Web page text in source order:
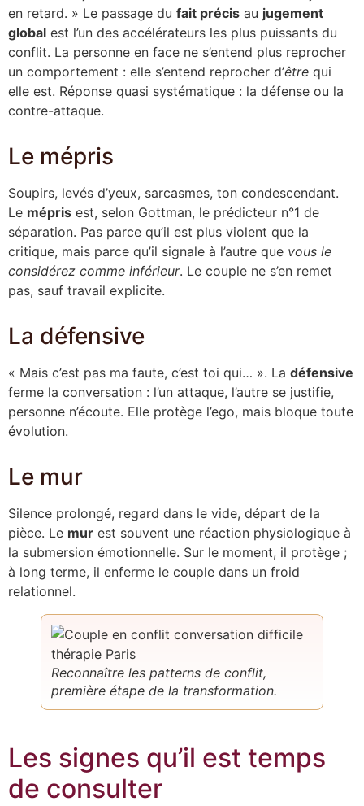
en retard. » Le passage du fait précis au jugement
global est l’un des accélérateurs les plus puissants du
conflit. La personne en face ne s’entend plus reprocher
un comportement : elle s’entend reprocher d’être qui
elle est. Réponse quasi systématique : la défense ou la
contre-attaque.
Le mépris
Soupirs, levés d’yeux, sarcasmes, ton condescendant.
Le mépris est, selon Gottman, le prédicteur n°1 de
séparation. Pas parce qu’il est plus violent que la
critique, mais parce qu’il signale à l’autre que vous le
considérez comme inférieur. Le couple ne s’en remet
pas, sauf travail explicite.
La défensive
« Mais c’est pas ma faute, c’est toi qui… ». La défensive
ferme la conversation : l’un attaque, l’autre se justifie,
personne n’écoute. Elle protège l’ego, mais bloque toute
évolution.
Le mur
Silence prolongé, regard dans le vide, départ de la
pièce. Le mur est souvent une réaction physiologique à
la submersion émotionnelle. Sur le moment, il protège ;
à long terme, il enferme le couple dans un froid
relationnel.
Reconnaître les patterns de conflit,
première étape de la transformation.
Les signes qu’il est temps
de consulter